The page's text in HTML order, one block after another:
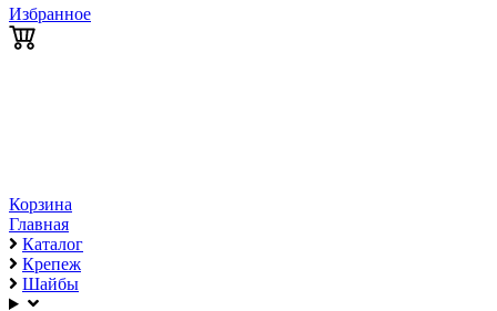
Избранное
Корзина
Главная
Каталог
Крепеж
Шайбы